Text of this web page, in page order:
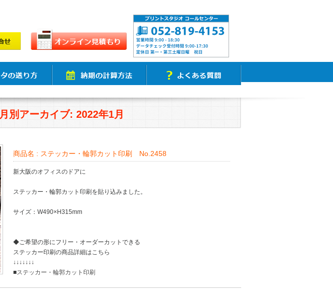
月別アーカイブ: 2022年1月
商品名 : ステッカー・輪郭カット印刷 No.2458
新大阪のオフィスのドアに
ステッカー・輪郭カット印刷を貼り込みました。
サイズ：W490×H315mm
◆ご希望の形にフリー・オーダーカットできる
ステッカー印刷の商品詳細はこちら
↓↓↓↓↓↓↓
■ステッカー・輪郭カット印刷